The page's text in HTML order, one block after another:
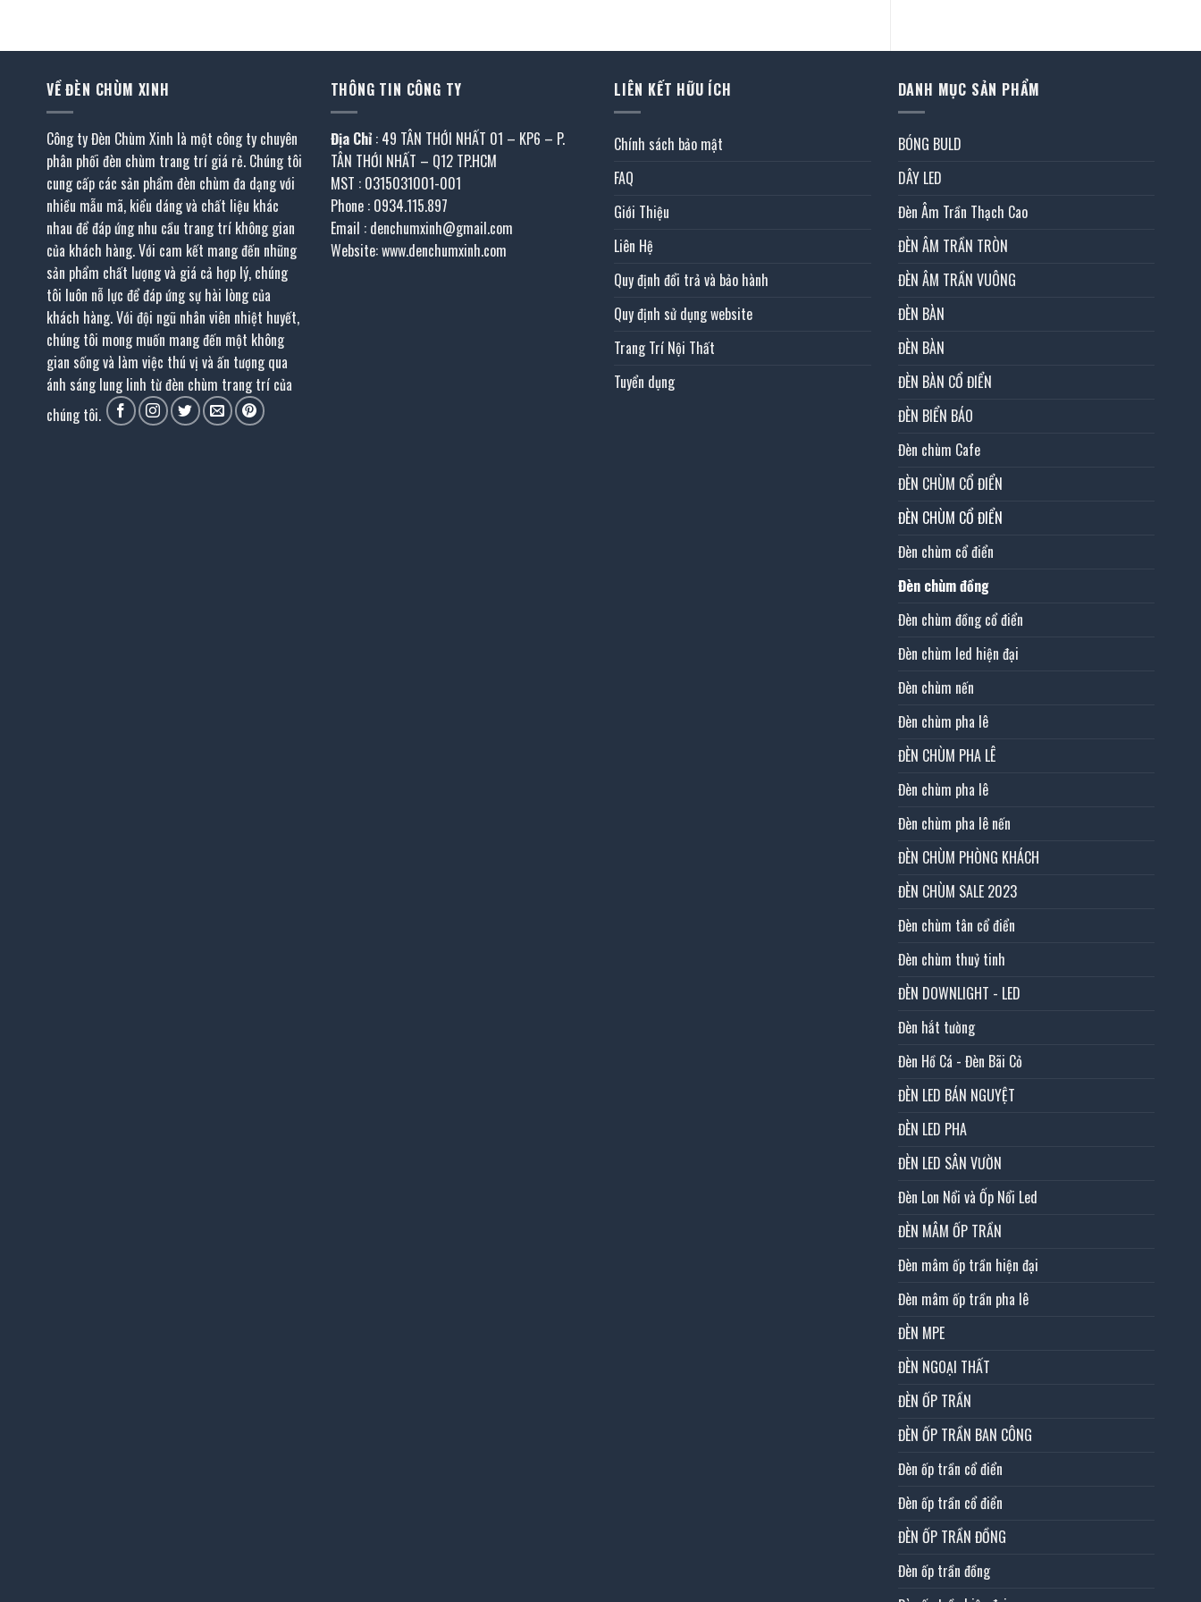
VỀ ĐÈN CHÙM XINH
Công ty Đèn Chùm Xinh là một công ty chuyên
phân phối đèn chùm trang trí giá rẻ. Chúng tôi
cung cấp các sản phẩm đèn chùm đa dạng với
nhiều mẫu mã, kiểu dáng và chất liệu khác
nhau để đáp ứng nhu cầu trang trí không gian
của khách hàng. Với cam kết mang đến những
sản phẩm chất lượng và giá cả hợp lý, chúng
tôi luôn nỗ lực để đáp ứng sự hài lòng của
khách hàng. Với đội ngũ nhân viên nhiệt huyết,
chúng tôi mong muốn mang đến một không
gian sống và làm việc thú vị và ấn tượng qua
ánh sáng lung linh từ đèn chùm trang trí của
chúng tôi.
THÔNG TIN CÔNG TY
Địa Chỉ : 49 TÂN THỚI NHẤT 01 – KP6 – P.
TÂN THỚI NHẤT – Q12 TP.HCM
MST : 0315031001-001
Phone : 0934.115.897
Email : denchumxinh@gmail.com
Website: www.denchumxinh.com
LIÊN KẾT HỮU ÍCH
Chính sách bảo mật
FAQ
Giới Thiệu
Liên Hệ
Quy định đổi trả và bảo hành
Quy định sử dụng website
Trang Trí Nội Thất
Tuyển dụng
DANH MỤC SẢN PHẨM
BÓNG BULD
DÂY LED
Đèn Âm Trần Thạch Cao
ĐÈN ÂM TRẦN TRÒN
ĐÈN ÂM TRẦN VUÔNG
ĐÈN BÀN
ĐÈN BÀN
ĐÈN BÀN CỔ ĐIỂN
ĐÈN BIỂN BÁO
Đèn chùm Cafe
ĐÈN CHÙM CỔ ĐIỂN
ĐÈN CHÙM CỔ ĐIỂN
Đèn chùm cổ điển
Đèn chùm đồng
Đèn chùm đồng cổ điển
Đèn chùm led hiện đại
Đèn chùm nến
Đèn chùm pha lê
ĐÈN CHÙM PHA LÊ
Đèn chùm pha lê
Đèn chùm pha lê nến
ĐÈN CHÙM PHÒNG KHÁCH
ĐÈN CHÙM SALE 2023
Đèn chùm tân cổ điển
Đèn chùm thuỷ tinh
ĐÈN DOWNLIGHT - LED
Đèn hắt tường
Đèn Hồ Cá - Đèn Bãi Cỏ
ĐÈN LED BÁN NGUYỆT
ĐÈN LED PHA
ĐÈN LED SÂN VƯỜN
Đèn Lon Nổi và Ốp Nổi Led
ĐÈN MÂM ỐP TRẦN
Đèn mâm ốp trần hiện đại
Đèn mâm ốp trần pha lê
ĐÈN MPE
ĐÈN NGOẠI THẤT
ĐÈN ỐP TRẦN
ĐÈN ỐP TRẦN BAN CÔNG
Đèn ốp trần cổ điển
Đèn ốp trần cổ điển
ĐÈN ỐP TRẦN ĐỒNG
Đèn ốp trần đồng